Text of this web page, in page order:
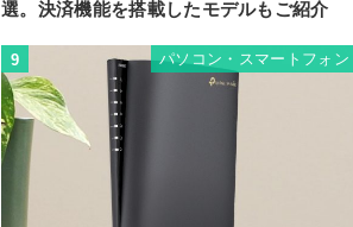
選。決済機能を搭載したモデルもご紹介
9 パソコン・スマートフォン